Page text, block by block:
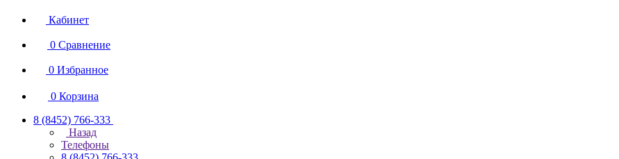
Кабинет
0 Сравнение
0 Избранное
0 Корзина
8 (8452) 766-333
Назад
Телефоны